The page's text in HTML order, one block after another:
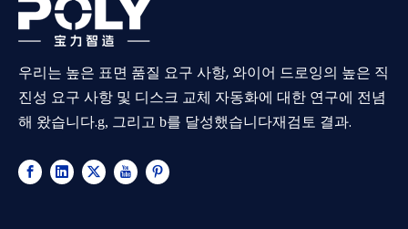
우리는 높은 표면 품질 요구 사항, 와이어 드로잉의 높은 직
진성 요구 사항 및 디스크 교체 자동화에 대한 연구에 전념
해 왔습니다.g, 그리고 b를 달성했습니다재검토 결과.